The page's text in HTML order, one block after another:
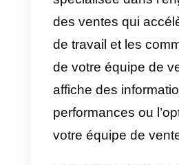
les équipes et
du
des ventes et
trier les